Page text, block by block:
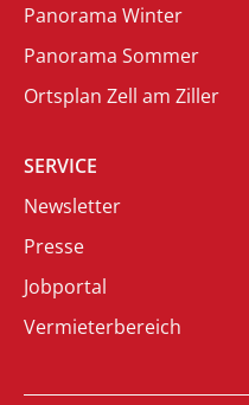
Panorama Winter
Panorama Sommer
Ortsplan Zell am Ziller
SERVICE
Newsletter
Presse
Jobportal
Vermieterbereich